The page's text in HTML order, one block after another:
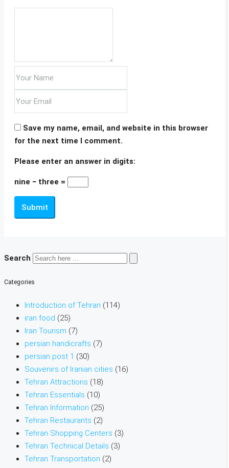
Save my name, email, and website in this browser
for the next time I comment.
Please enter an answer in digits:
nine − three =
Submit
Search
Categories
Introduction of Tehran (114)
iran food (25)
Iran Tourism (7)
persian handicrafts (7)
persian post 1 (30)
Souvenirs of Iranian cities (16)
Tehran Attractions (18)
Tehran Essentials (10)
Tehran Information (25)
Tehran Restaurants (2)
Tehran Shopping Centers (3)
Tehran Technical Details (3)
Tehran Transportation (2)